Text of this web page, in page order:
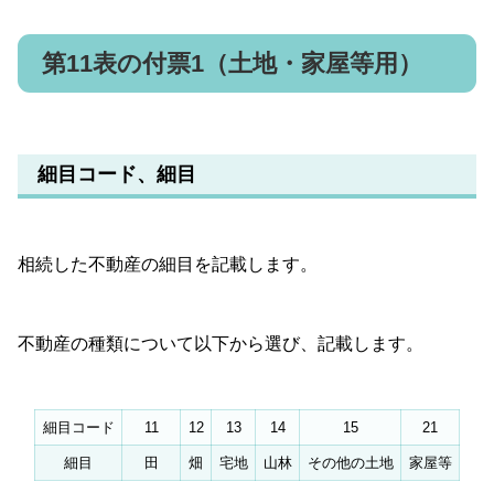
第11表の付票1（土地・家屋等用）
細目コード、細目
相続した不動産の細目を記載します。
不動産の種類について以下から選び、記載します。
細目コード 11 12 13 14 15 21
細目 田 畑 宅地 山林 その他の土地 家屋等